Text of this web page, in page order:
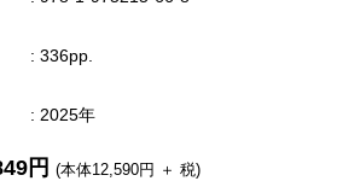
: 336pp.
: 2025年
円 (本体12,590円 ＋ 税)